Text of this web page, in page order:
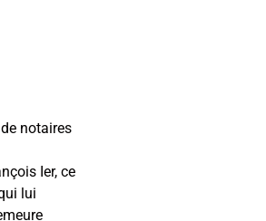
notaires
Ier, ce
lui